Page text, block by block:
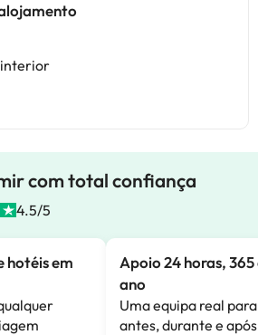
interior
com total confiança
4.5/5
hotéis em
Apoio 24 horas,
ano
Uma equipa real
antes, durante e